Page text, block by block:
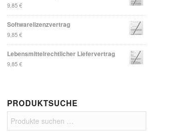
9,85€
Softwarelizenzvertrag
9,85€
Lebensmittelrechtlicher Liefervertrag
9,85€
PRODUKTSUCHE